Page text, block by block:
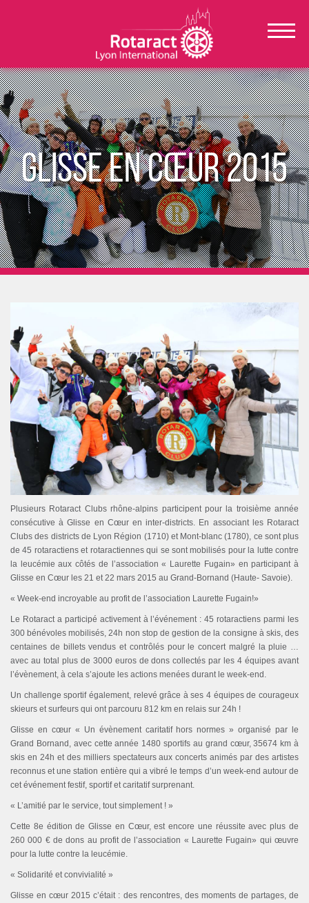
Glisse en cœur 2015
Plusieurs Rotaract Clubs rhône-alpins participent pour la troisième année
consécutive à Glisse en Cœur en inter-districts. En associant les Rotaract
Clubs des districts de Lyon Région (1710) et Mont-blanc (1780), ce sont plus
de 45 rotaractiens et rotaractiennes qui se sont mobilisés pour la lutte contre
la leucémie aux côtés de l’association « Laurette Fugain» en participant à
Glisse en Cœur les 21 et 22 mars 2015 au Grand-Bornand (Haute- Savoie).
« Week-end incroyable au profit de l’association Laurette Fugain!»
Le Rotaract a participé activement à l’événement : 45 rotaractiens parmi les
300 bénévoles mobilisés, 24h non stop de gestion de la consigne à skis, des
centaines de billets vendus et contrôlés pour le concert malgré la pluie …
avec au total plus de 3000 euros de dons collectés par les 4 équipes avant
l’évènement, à cela s’ajoute les actions menées durant le week-end.
Un challenge sportif également, relevé grâce à ses 4 équipes de courageux
skieurs et surfeurs qui ont parcouru 812 km en relais sur 24h !
Glisse en cœur « Un évènement caritatif hors normes » organisé par le
Grand Bornand, avec cette année 1480 sportifs au grand cœur, 35674 km à
skis en 24h et des milliers spectateurs aux concerts animés par des artistes
reconnus et une station entière qui a vibré le temps d’un week-end autour de
cet événement festif, sportif et caritatif surprenant.
« L’amitié par le service, tout simplement ! »
Cette 8e édition de Glisse en Cœur, est encore une réussite avec plus de
260 000 € de dons au profit de l’association « Laurette Fugain» qui œuvre
pour la lutte contre la leucémie.
« Solidarité et convivialité »
Glisse en cœur 2015 c’était : des rencontres, des moments de partages, de